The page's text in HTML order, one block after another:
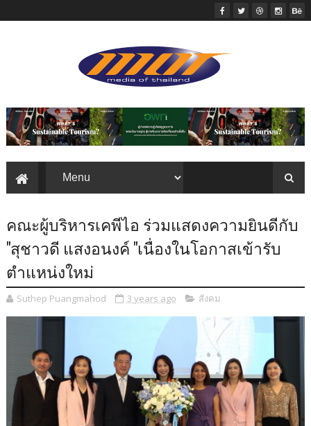
คณะผู้บริหารเคพีไอ ร่วมแสดงความยินดีกับ
"สุชาวดี แสงอนงค์ "เนื่องในโอกาสเข้ารับ
ตำแหน่งใหม่
Suthep Puangmahod 3 years ago สังคม